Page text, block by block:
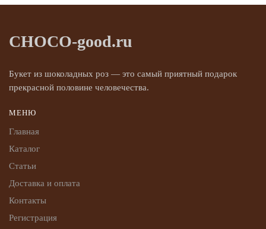
CHOCO-good.ru
Букет из шоколадных роз — это самый приятный подарок
прекрасной половине человечества.
МЕНЮ
Главная
Каталог
Статьи
Доставка и оплата
Контакты
Регистрация